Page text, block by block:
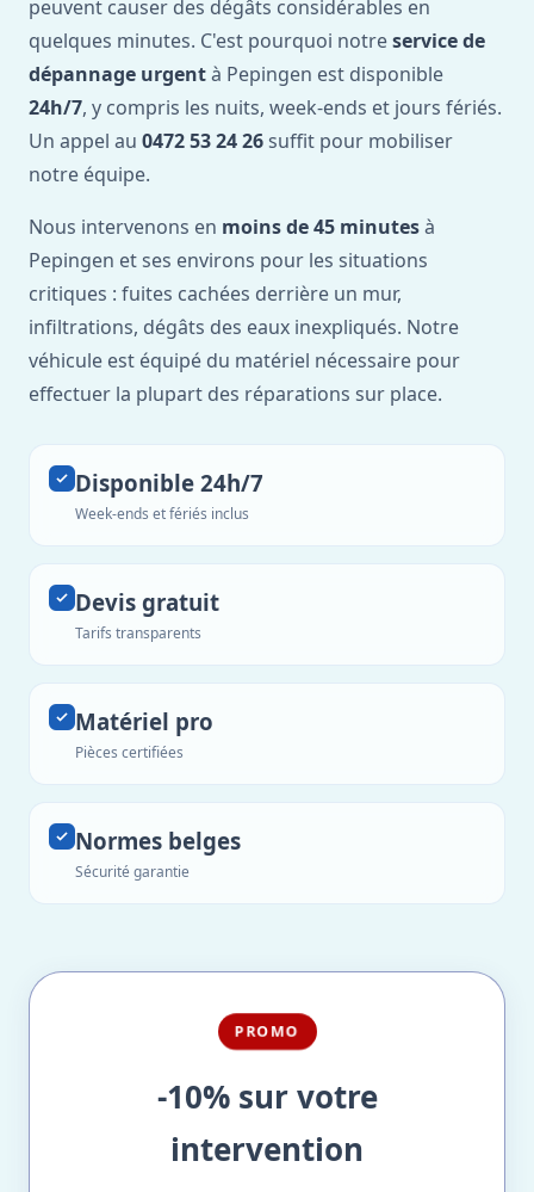
peuvent causer des dégâts considérables en
quelques minutes. C'est pourquoi notreservice de
dépannage urgentà Pepingen est disponible
24h/7, y compris les nuits, week-ends et jours fériés.
Un appel au 0472 53 24 26 suffit pour mobiliser
notre équipe.
Nous intervenons en moins de 45 minutesà
Pepingen et ses environs pour les situations
critiques : fuites cachées derrière un mur,
infiltrations, dégâts des eaux inexpliqués. Notre
véhicule est équipé du matériel nécessaire pour
effectuer la plupart des réparations sur place.
Disponible 24h/7
Week-ends et fériés inclus
Devis gratuit
Tarifs transparents
Matériel pro
Pièces certifiées
Normes belges
Sécurité garantie
PROMO
-10% sur votre
intervention